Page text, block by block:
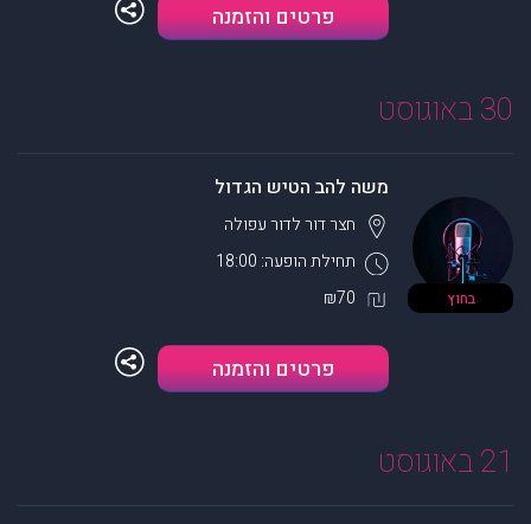
פרטים והזמנה
30 באוגוסט
בחוץ
משה להב הטיש הגדול
תחילת הופעה: 18:00
חצר דור לדורעפולה
₪70
פרטים והזמנה
21 באוגוסט